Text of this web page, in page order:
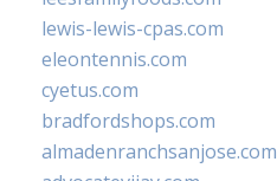
lewis-lewis-cpas.com
eleontennis.com
cyetus.com
bradfordshops.com
almadenranchsanjose.com